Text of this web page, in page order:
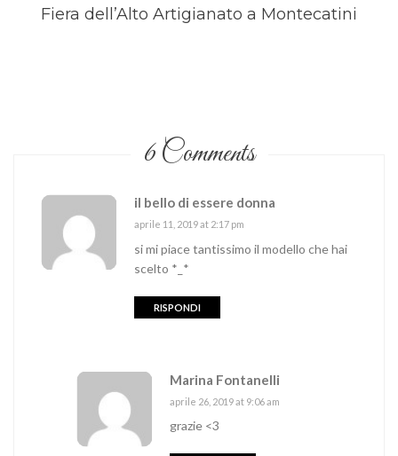
Fiera dell’Alto Artigianato a Montecatini
6 Comments
il bello di essere donna
aprile 11, 2019 at 2:17 pm
si mi piace tantissimo il modello che hai
scelto *_*
RISPONDI
Marina Fontanelli
aprile 26, 2019 at 9:06 am
grazie <3